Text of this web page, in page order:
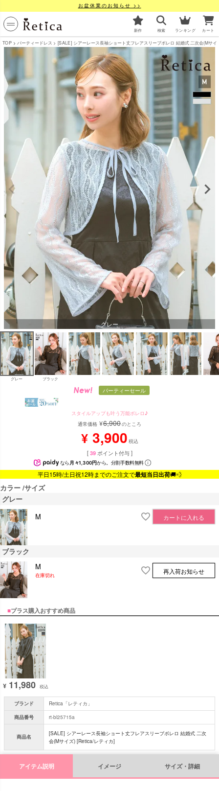
お盆休業のお知らせ >>
新作 検索 ランキング カート
TOP パーティードレス [SALE] シアーレース長袖ショート丈フレアスリーブボレロ 結婚式 二次会(Mサ
グレー
グレー ブラック
パーティーセール
スタイルアップも叶う万能ボレロ♪
通常価格 ¥6,900のところ
¥ 3,900 税込
[ 39 ポイント付与 ]
なら 月々1,300円から。分割手数料無料
平日15時/土日祝12時までのご注文で最短当日出荷🚚💨
カラー サイズ
グレー
M
カートに入れる
ブラック
M
在庫切れ
再入荷お知らせ
■プラス購入おすすめ商品
¥ 11,980 税込
ブランド
Retica「レティカ」
商品番号
rt-bl25715a
商品名
[SALE] シアーレース長袖ショート丈フレアスリーブボレロ 結婚式 二次
会(Mサイズ) [Retica/レティカ]
アイテム説明 イメージ サイズ・詳細